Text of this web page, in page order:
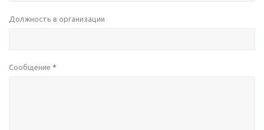
Должность в организации
Сообщение *